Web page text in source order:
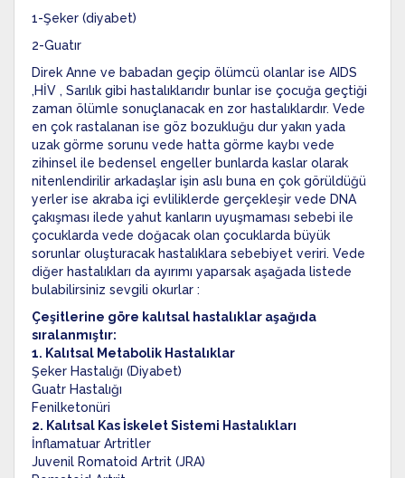
1-Şeker (diyabet)
2-Guatır
Direk Anne ve babadan geçip ölümcü olanlar ise AIDS
,HİV , Sarılık gibi hastalıklarıdır bunlar ise çocuğa geçtiği
zaman ölümle sonuçlanacak en zor hastalıklardır. Vede
en çok rastalanan ise göz bozukluğu dur yakın yada
uzak görme sorunu vede hatta görme kaybı vede
zihinsel ile bedensel engeller bunlarda kaslar olarak
nitenlendirilir arkadaşlar işin aslı buna en çok görüldüğü
yerler ise akraba içi evliliklerde gerçekleşir vede DNA
çakışması ilede yahut kanların uyuşmaması sebebi ile
çocuklarda vede doğacak olan çocuklarda büyük
sorunlar oluşturacak hastalıklara sebebiyet veriri. Vede
diğer hastalıkları da ayırımı yaparsak aşağada listede
bulabilirsiniz sevgili okurlar :
Çeşitlerine göre kalıtsal hastalıklar aşağıda
sıralanmıştır:
1. Kalıtsal Metabolik Hastalıklar
Şeker Hastalığı (Diyabet)
Guatr Hastalığı
Fenilketonüri
2. Kalıtsal Kas İskelet Sistemi Hastalıkları
İnflamatuar Artritler
Juvenil Romatoid Artrit (JRA)